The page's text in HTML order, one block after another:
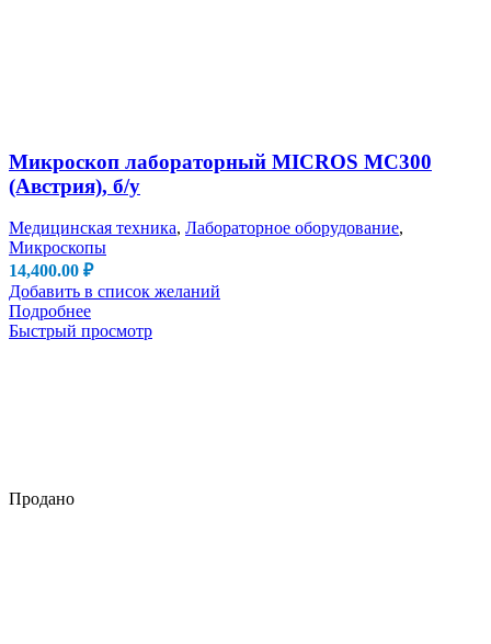
Продано
Микроскоп лабораторный MICROS MC300
(Австрия), б/у
Медицинская техника, Лабораторное оборудование,
Микроскопы
14,400.00 ₽
Добавить в список желаний
Подробнее
Быстрый просмотр